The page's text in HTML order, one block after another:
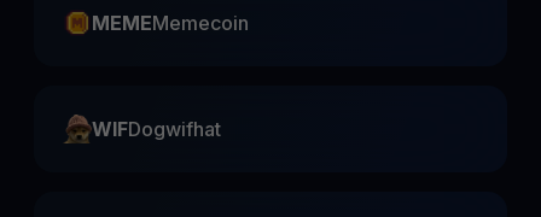
MEMEMemecoin
WIFDogwifhat